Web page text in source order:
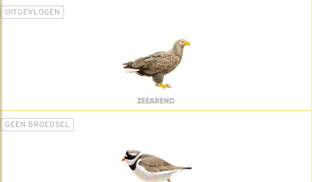
UITGEVLOGEN
ZEEAREND
GEEN BROEDSEL